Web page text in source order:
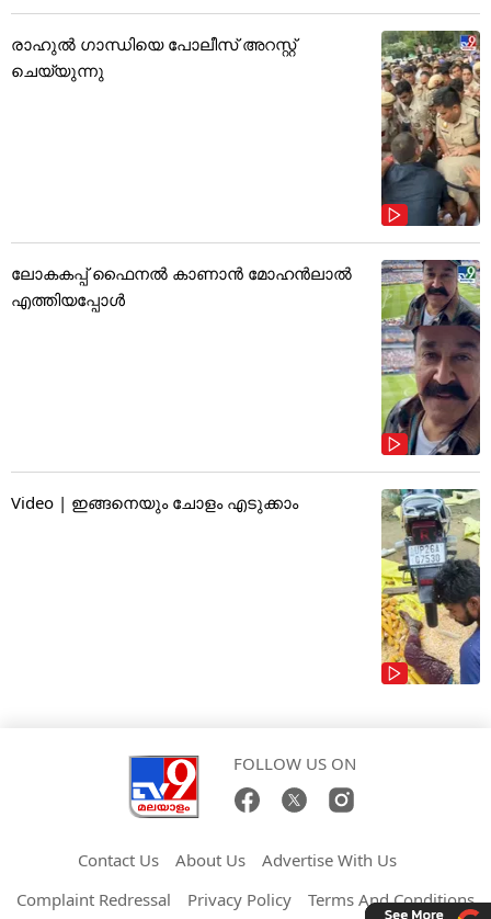
രാഹുൽ ഗാന്ധിയെ പോലീസ് അറസ്റ്റ്
ചെയ്യുന്നു
ലോകകപ്പ് ഫൈനൽ കാണാൻ മോഹൻലാൽ
എത്തിയപ്പോൾ
Video | ഇങ്ങനെയും ചോളം എടുക്കാം
FOLLOW US ON
Contact Us About Us
Advertise With Us
Complaint Redressal
Privacy Policy Terms And Conditions